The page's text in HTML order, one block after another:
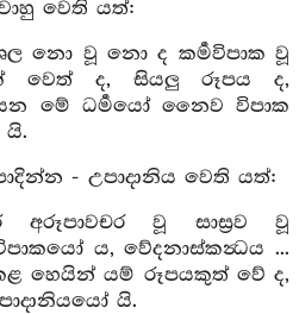
වෙති යත්:
නො වූ නො ද කර්‍මවිපාක වූ
වෙත් ද, සියලු රූපය ද,
මේ ධර්‍මයෝ නෛව විපාක
යි.
- උපාදානිය වෙති යත්:
අරූපාවචර වූ සාස්‍රව වූ
ය, වේදනාස්කන්‍ධය ...
හෙයින් යම් රූපයකුත් වේ ද,
යි.